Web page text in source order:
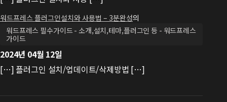
워드프레스 플러그인설치와 사용법 – 3분완성의
워드프레스 필수가이드 - 소개,설치,테마,플러그인 등 - 워드프레스
가이드
2024년 04월 12일
[…] 플러그인 설치/업데이트/삭제방법 […]